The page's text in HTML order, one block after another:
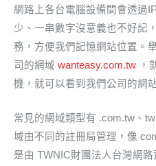
網路上各台電腦設備間會透過
少、一串數字沒意義也不好記
務，方便我們記憶網站位置。
司的網域 wanteasy.com.tw ，
機，就可以看到我們公司的網
常見的網域類型有 .com.tw、
域由不同的註冊局管理，像
是由 TWNIC財團法人台灣網